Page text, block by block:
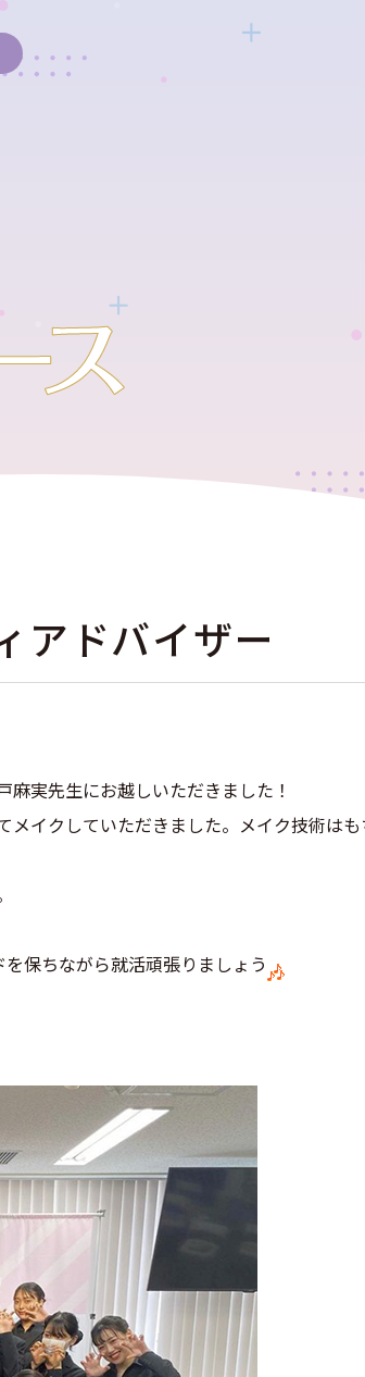
アドバイザー
実先生にお越しいただきました！
イクしていただきました。メイク技術は
保ちながら就活頑張りましょう